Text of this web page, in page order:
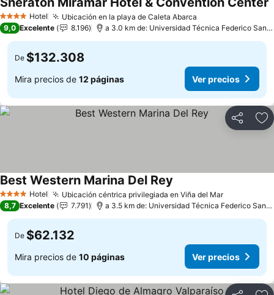
4 EstrellasHotel Ubicación en la playa de Caleta Abarca
9,0 Excelente 8.196 a 3.0 km de: Universidad Técnica Federico Santa María
De $132.308
Mira precios de 12 páginas Ver precios
Compartir
4 EstrellasHotel Ubicación céntrica privilegiada en Viña del Mar
Best Western Marina Del Rey
8,7 Excelente 7.791 a 3.5 km de: Universidad Técnica Federico Santa María
De $62.132
Mira precios de 10 páginas Ver precios